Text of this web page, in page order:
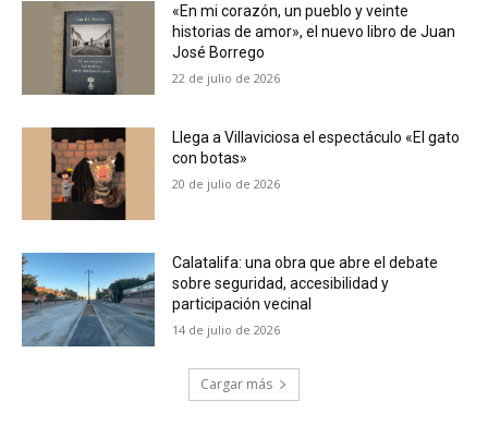
«En mi corazón, un pueblo y veinte
historias de amor», el nuevo libro de Juan
José Borrego
22 de julio de 2026
Llega a Villaviciosa el espectáculo «El gato
con botas»
20 de julio de 2026
Calatalifa: una obra que abre el debate
sobre seguridad, accesibilidad y
participación vecinal
14 de julio de 2026
Cargar más